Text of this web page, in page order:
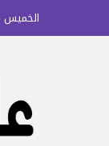
الخميس 6 أغسطس 2026 - 10:04 صباحًا